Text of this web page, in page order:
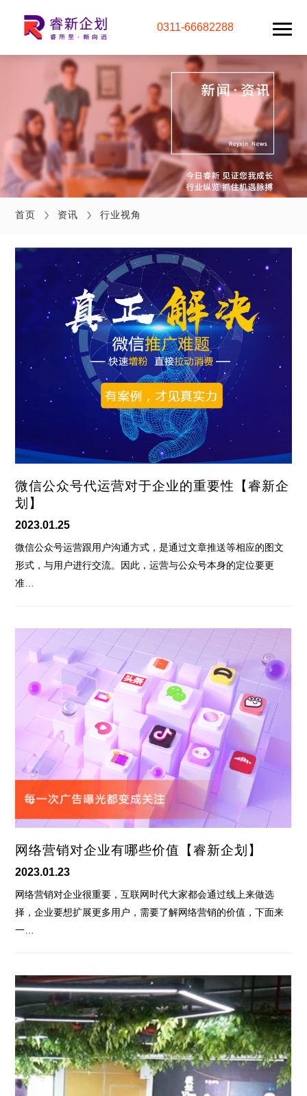
0311-66682288
首页 资讯 行业视角
微信公众号代运营对于企业的重要性【睿新企
划】
2023.01.25
微信公众号运营跟用户沟通方式，是通过文章推送等相应的图文
形式，与用户进行交流。因此，运营与公众号本身的定位要更
准…
网络营销对企业有哪些价值【睿新企划】
2023.01.23
网络营销对企业很重要，互联网时代大家都会通过线上来做选
择，企业要想扩展更多用户，需要了解网络营销的价值，下面来
一…